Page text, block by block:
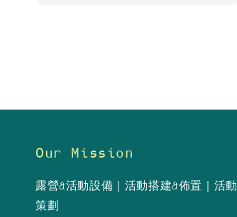
Our Mission
露營&活動設備｜活動搭建&佈置｜活動
策劃